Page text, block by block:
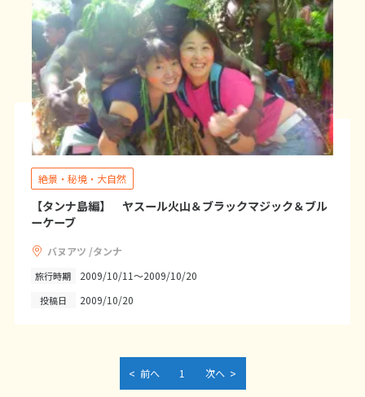
絶景・秘境・大自然
【タンナ島編】 ヤスール火山＆ブラックマジック＆ブル
ーケーブ
バヌアツ /タンナ
旅行時期 2009/10/11～2009/10/20
投稿日 2009/10/20
< 前へ 1 次へ >
1 2
3
4
5 8 9
10
11
13 14 15 16
17
18
19 20 21 22 23
24
25
26 27 28 29 30
2028年7月
1
2
9
10
16
17 18 19
23
24 25